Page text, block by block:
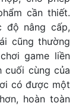
cần thiết.
độ nâng cấp,
cũng thường
game liền
cuối cùng của
có được một
hoàn toàn